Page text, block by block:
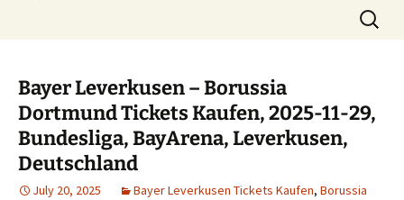
Search
for:
Bayer Leverkusen – Borussia
Dortmund Tickets Kaufen, 2025-11-29,
Bundesliga, BayArena, Leverkusen,
Deutschland
July 20, 2025 Bayer Leverkusen Tickets Kaufen, Borussia